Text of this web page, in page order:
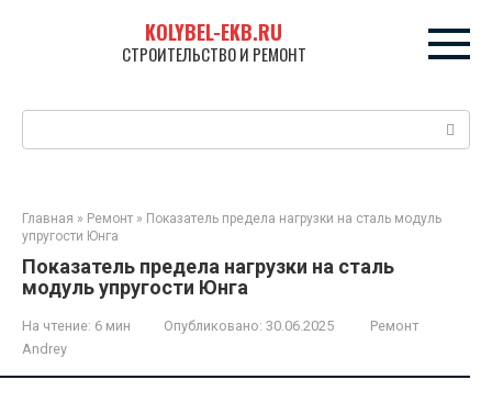
KOLYBEL-EKB.RU
СТРОИТЕЛЬСТВО И РЕМОНТ
Главная » Ремонт » Показатель предела нагрузки на сталь модуль
упругости Юнга
Показатель предела нагрузки на сталь
модуль упругости Юнга
На чтение: 6 мин Опубликовано: 30.06.2025
Ремонт
Andrey